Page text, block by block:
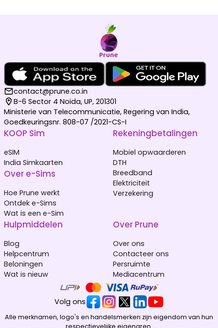
contact@prune.co.in
B-6 Sector 4 Noida, UP, 201301
Ministerie van Telecommunicatie, Regering van India,
Goedkeuringsnr. 808-07 /2021-CS-I
KOOP Sim
eSIM
India Simkaarten
Over e-Sims
Hoe Prune werkt
Ontdek e-Sims
Wat is een e-Sim
Rekeningbetalingen
Mobiel opwaarderen
DTH
Breedband
Elektriciteit
Verzekering
Hulpmiddelen
Blog
Helpcentrum
Beloningen
Wat is nieuw
Over Prune
Over ons
Contacteer ons
Persruimte
Mediacentrum
Volg ons
Alle merknamen, logo's en handelsmerken zijn eigendom van hun
respectievelijke eigenaren.